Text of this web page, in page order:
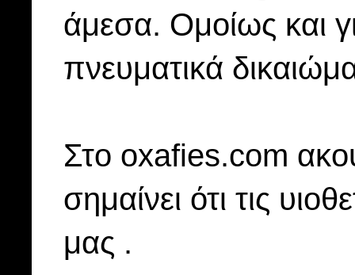
άμεσα. Ομοίως και
πνευματικά
Στo oxafies.com
σημαίνει ότι τις
μας .